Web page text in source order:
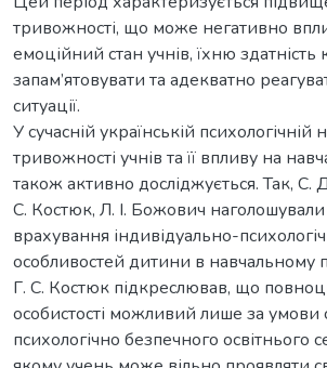
тривожності, що може негативно
емоційний стан учнів, їхню здатність
запам’ятовувати та адекватно
ситуації.
У сучасній українській психологічній
тривожності учнів та її впливу на
також активно досліджується. Так,
С. Костюк, Л. І. Божович наголошували
врахування індивідуально-
особливостей дитини в навчальному
Г. С. Костюк підкреслював, що
особистості можливий лише за умови
психологічно безпечного освітнього